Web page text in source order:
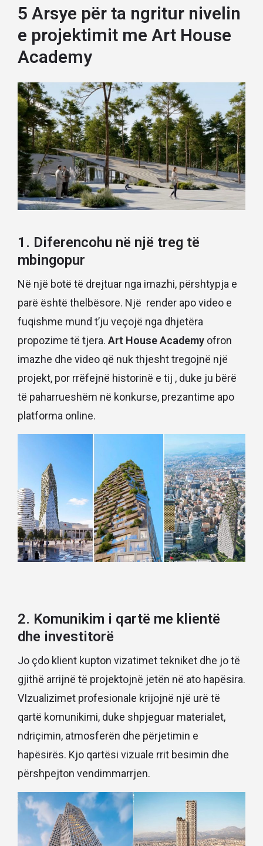
5 Arsye për ta ngritur nivelin
e projektimit me Art House
Academy
1. Diferencohu në një treg të
mbingopur
Në një botë të drejtuar nga imazhi, përshtypja e
parë është thelbësore. Një render apo video e
fuqishme mund t’ju veçojë nga dhjetëra
propozime të tjera. Art House Academy ofron
imazhe dhe video që nuk thjesht tregojnë një
projekt, por rrëfejnë historinë e tij , duke ju bërë
të paharrueshëm në konkurse, prezantime apo
platforma online.
2. Komunikim i qartë me klientë
dhe investitorë
Jo çdo klient kupton vizatimet tekniket dhe jo të
gjithë arrijnë të projektojnë jetën në ato hapësira.
VIzualizimet profesionale krijojnë një urë të
qartë komunikimi, duke shpjeguar materialet,
ndriçimin, atmosferën dhe përjetimin e
hapësirës. Kjo qartësi vizuale rrit besimin dhe
përshpejton vendimmarrjen.